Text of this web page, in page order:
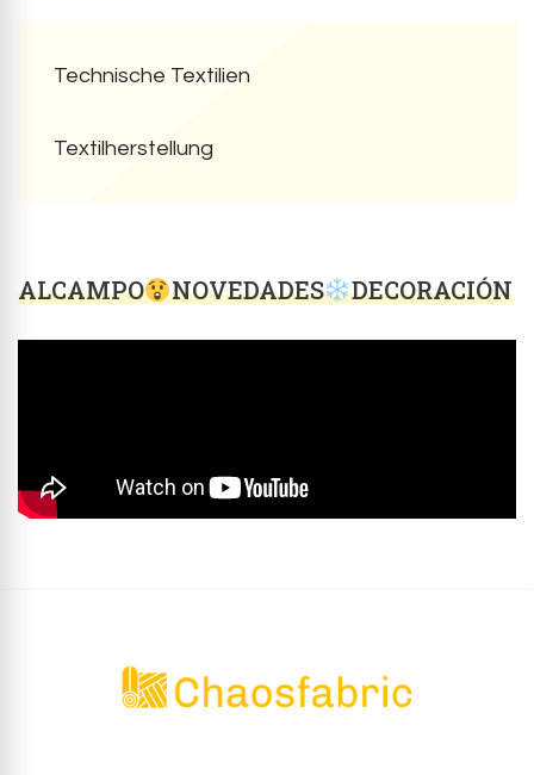
Technische Textilien
Textilherstellung
ALCAMPO NOVEDADES DECORACIÓN